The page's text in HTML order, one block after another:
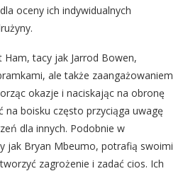
oceny ich indywidualnych
Ham, tacy jak Jarrod Bowen,
ale także zaangażowaniem
okazje i naciskając na obronę
na boisku często przyciąga uwagę
dla innych. Podobnie w
jak Bryan Mbeumo, potrafią swoimi
zagrożenie i zadać cios. Ich